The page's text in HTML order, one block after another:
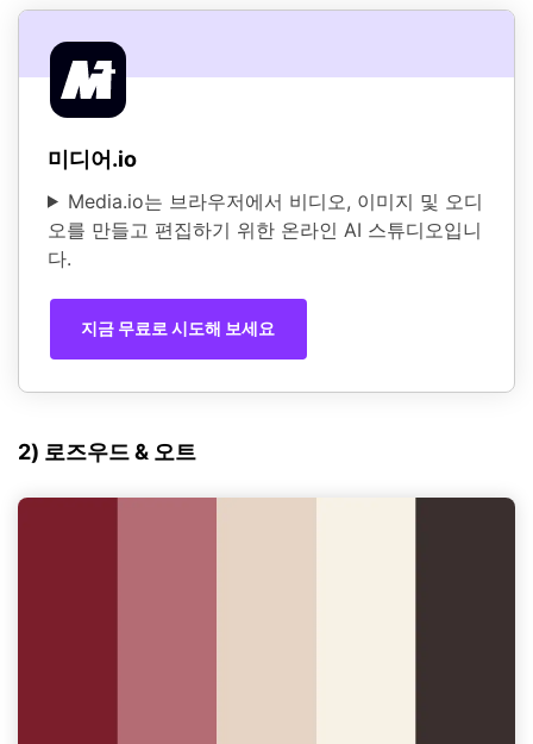
미디어.io
Media.io는 브라우저에서 비디오, 이미지 및 오디
오를 만들고 편집하기 위한 온라인 AI 스튜디오입니
다.
지금 무료로 시도해 보세요
2) 로즈우드 & 오트